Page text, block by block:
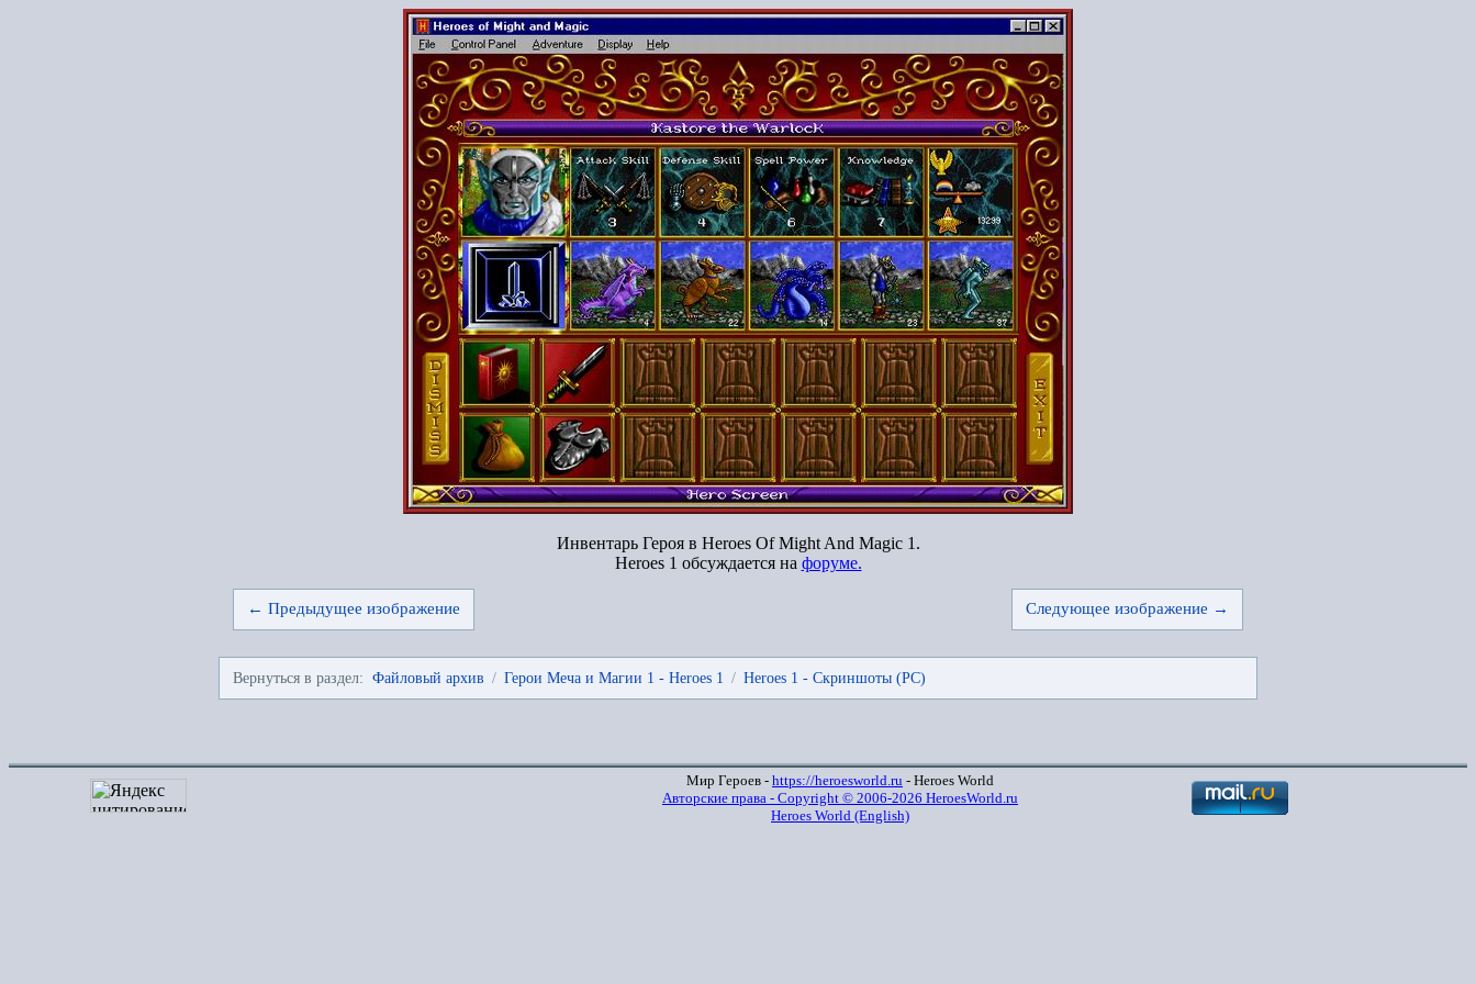
Инвентарь Героя в Heroes Of Might And Magic 1.
Heroes 1 обсуждается на форуме.
← Предыдущее изображение Следующее изображение →
Вернуться в раздел: Файловый архив / Герои Меча и Магии 1 - Heroes 1 / Heroes 1 - Скриншоты (PC)
Мир Героев - https://heroesworld.ru - Heroes World
Авторские права - Copyright © 2006-2026 HeroesWorld.ru
Heroes World (English)